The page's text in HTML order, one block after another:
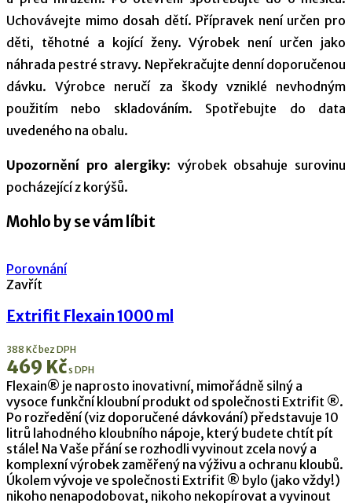
Uchovávejte mimo dosah dětí. Přípravek není určen pro
děti, těhotné a kojící ženy. Výrobek není určen jako
náhrada pestré stravy. Nepřekračujte denní doporučenou
dávku. Výrobce neručí za škody vzniklé nevhodným
použitím nebo skladováním. Spotřebujte do data
uvedeného na obalu.
Upozornění pro alergiky: výrobek obsahuje surovinu
pocházející z korýšů.
Mohlo by se vám líbit
Porovnání
Zavřít
Extrifit Flexain 1000 ml
388 Kč bez DPH
469 Kčs DPH
Flexain® je naprosto inovativní, mimořádně silný a
vysoce funkční kloubní produkt od společnosti Extrifit ®.
Po rozředění (viz doporučené dávkování) představuje 10
litrů lahodného kloubního nápoje, který budete chtít pít
stále! Na Vaše přání se rozhodli vyvinout zcela nový a
komplexní výrobek zaměřený na výživu a ochranu kloubů.
Úkolem vývoje ve společnosti Extrifit ® bylo (jako vždy!)
nikoho nenapodobovat, nikoho nekopírovat a vyvinout